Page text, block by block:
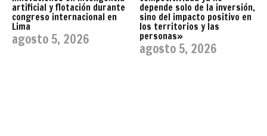
artificial y flotación durante
congreso internacional en
Lima
agosto 5, 2026
depende solo de la inversión,
sino del impacto positivo en
los territorios y las
personas»
agosto 5, 2026